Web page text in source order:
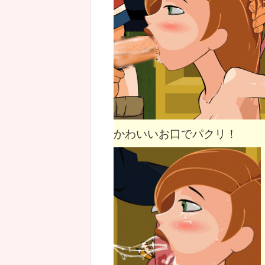
かわいいお口でパクリ！